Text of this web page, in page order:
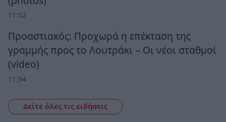
11:52
Προαστιακός: Προχωρά η επέκταση της
γραμμής προς το Λουτράκι – Οι νέοι σταθμοί
(video)
11:34
Δείτε όλες τις ειδήσεις